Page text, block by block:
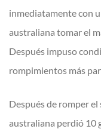
inmediatamente con
australiana tomar el
Después impuso
rompimientos más
Después de romper
australiana perdió 10